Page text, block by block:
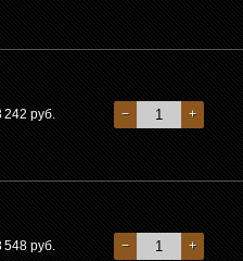
242 руб. − +
548 руб. − +